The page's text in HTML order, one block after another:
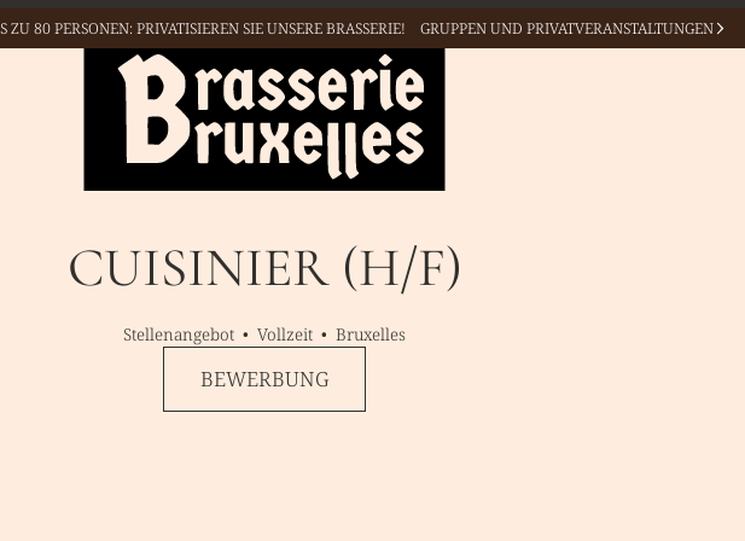
GEÖFFNET 6️⃣ / 7️⃣ VON 11.00 UHR 🕦 BIS 23.00 UHR🕥 👉. JETZT BUCHEN
CUISINIER (H/F)
Stellenangebot Vollzeit Bruxelles
BEWERBUNG